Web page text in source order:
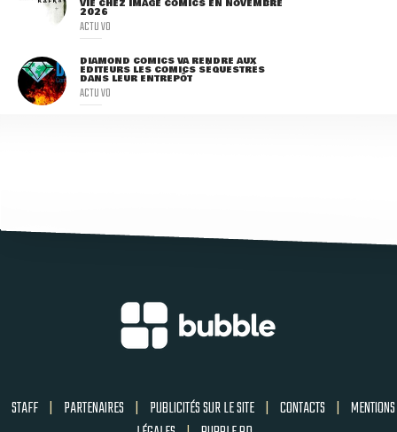
VIE CHEZ IMAGE COMICS EN NOVEMBRE
2026
ACTU VO
DIAMOND COMICS VA RENDRE AUX
ÉDITEURS LES COMICS SÉQUESTRÉS
DANS LEUR ENTREPÔT
ACTU VO
STAFF | PARTENAIRES | PUBLICITÉS SUR LE SITE | CONTACTS | MENTIONS